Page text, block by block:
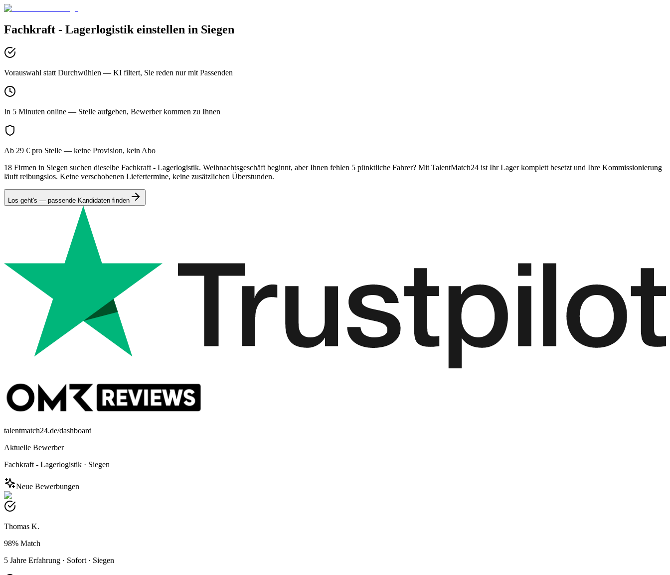
Fachkraft - Lagerlogistik einstellen in Siegen
Vorauswahl statt Durchwühlen — KI filtert, Sie reden nur mit Passenden
In 5 Minuten online — Stelle aufgeben, Bewerber kommen zu Ihnen
Ab 29 € pro Stelle — keine Provision, kein Abo
18 Firmen in Siegen suchen dieselbe Fachkraft - Lagerlogistik. Weihnachtsgeschäft beginnt, aber Ihnen fehlen 5 pünktliche Fahrer? Mit TalentMatch24 ist Ihr Lager komplett besetzt und Ihre Kommissionierung
läuft reibungslos. Keine verschobenen Liefertermine, keine zusätzlichen Überstunden.
Los geht's — passende Kandidaten finden
talentmatch24.de/dashboard
Aktuelle Bewerber
Fachkraft - Lagerlogistik · Siegen
Neue Bewerbungen
Thomas K.
98% Match
5 Jahre Erfahrung · Sofort · Siegen